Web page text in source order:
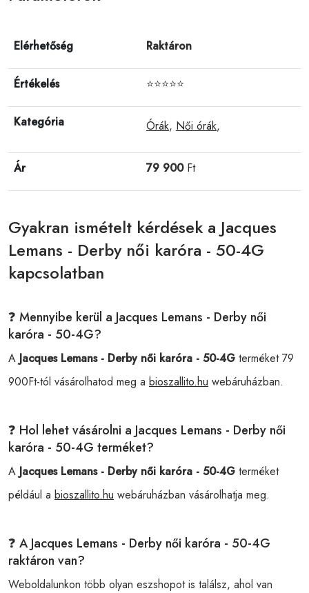
Elérhetőség Raktáron
Értékelés ⭐⭐⭐⭐⭐
Kategória Órák, Női órák,
Ár 79 900Ft
Gyakran ismételt kérdések a Jacques
Lemans - Derby női karóra - 50-4G
kapcsolatban
❓ Mennyibe kerül a Jacques Lemans - Derby női
karóra - 50-4G?
A Jacques Lemans - Derby női karóra - 50-4G terméket 79
900Ft-tól vásárolhatod meg a bioszallito.hu webáruházban.
❓ Hol lehet vásárolni a Jacques Lemans - Derby női
karóra - 50-4G terméket?
A Jacques Lemans - Derby női karóra - 50-4G terméket
például a bioszallito.hu webáruházban vásárolhatja meg.
❓ A Jacques Lemans - Derby női karóra - 50-4G
raktáron van?
Weboldalunkon több olyan eszshopot is találsz, ahol van